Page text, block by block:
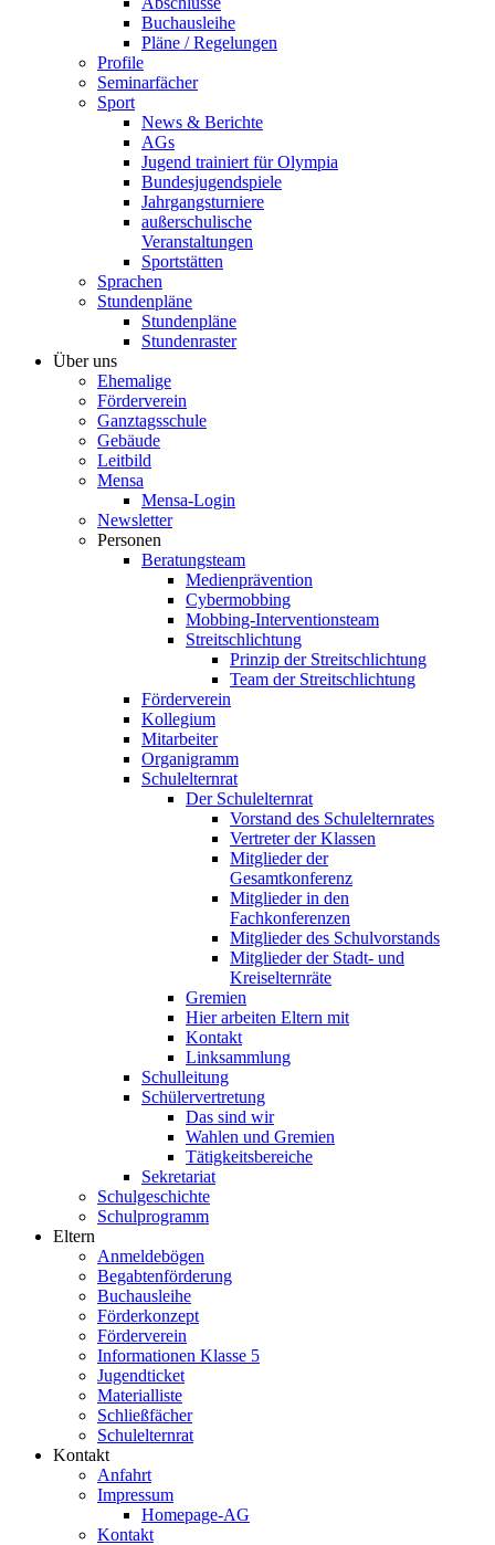
Buchausleihe
Pläne / Regelungen
Profile
Seminarfächer
Sport
News & Berichte
AGs
Jugend trainiert für Olympia
Bundesjugendspiele
Jahrgangsturniere
außerschulische
Veranstaltungen
Sportstätten
Sprachen
Stundenpläne
Stundenpläne
Stundenraster
Über uns
Ehemalige
Förderverein
Ganztagsschule
Gebäude
Leitbild
Mensa
Mensa-Login
Newsletter
Personen
Beratungsteam
Medienprävention
Cybermobbing
Mobbing-Interventionsteam
Streitschlichtung
Prinzip der Streitschlichtung
Team der Streitschlichtung
Förderverein
Kollegium
Mitarbeiter
Organigramm
Schulelternrat
Der Schulelternrat
Vorstand des Schulelternrates
Vertreter der Klassen
Mitglieder der
Gesamtkonferenz
Mitglieder in den
Fachkonferenzen
Mitglieder des Schulvorstands
Mitglieder der Stadt- und
Kreiselternräte
Gremien
Hier arbeiten Eltern mit
Kontakt
Linksammlung
Schulleitung
Schülervertretung
Das sind wir
Wahlen und Gremien
Tätigkeitsbereiche
Sekretariat
Schulgeschichte
Schulprogramm
Eltern
Anmeldebögen
Begabtenförderung
Buchausleihe
Förderkonzept
Förderverein
Informationen Klasse 5
Jugendticket
Materialliste
Schließfächer
Schulelternrat
Kontakt
Anfahrt
Impressum
Homepage-AG
Kontakt